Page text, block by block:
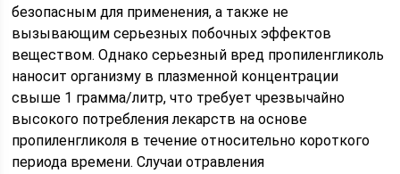
безопасным для применения, а также не
вызывающим серьезных побочных эффектов
веществом. Однако серьезный вред пропиленгликоль
наносит организму в плазменной концентрации
свыше 1 грамма/литр, что требует чрезвычайно
высокого потребления лекарств на основе
пропиленгликоля в течение относительно короткого
периода времени. Случаи отравления